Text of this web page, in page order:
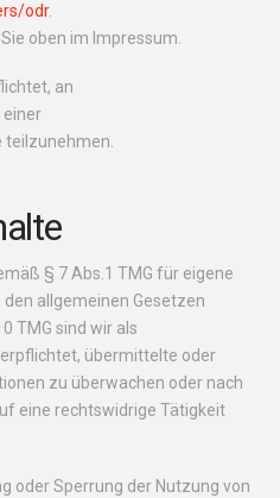
odr.
oben im Impressum.
an
teilzunehmen.
§ 7 Abs.1 TMG für eigene
allgemeinen Gesetzen
TMG sind wir als
übermittelte oder
zu überwachen oder nach
eine rechtswidrige Tätigkeit
oder Sperrung der Nutzung von